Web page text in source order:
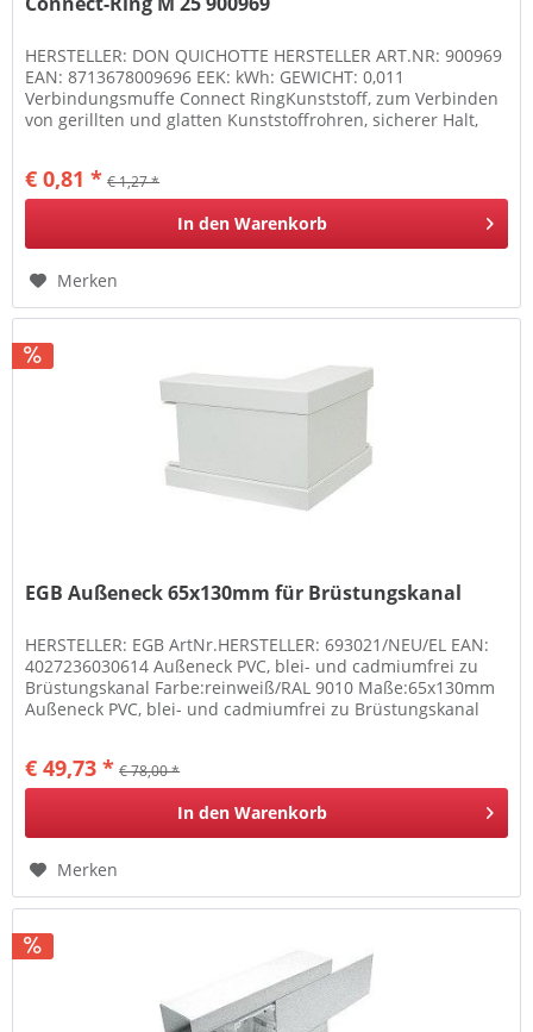
HERSTELLER: DON QUICHOTTE HERSTELLER ART.NR: 900969
EAN: 8713678009696 EEK: kWh: GEWICHT: 0,011
Verbindungsmuffe Connect RingKunststoff, zum Verbinden
von gerillten und glatten Kunststoffrohren, sicherer Halt,
€ 0,81 * € 1,27 *
In den Warenkorb
Merken
EGB Außeneck 65x130mm für Brüstungskanal
HERSTELLER: EGB ArtNr.HERSTELLER: 693021/NEU/EL EAN:
4027236030614 Außeneck PVC, blei- und cadmiumfrei zu
Brüstungskanal Farbe:reinweiß/RAL 9010 Maße:65x130mm
Außeneck PVC, blei- und cadmiumfrei zu Brüstungskanal
€ 49,73 * € 78,00 *
In den Warenkorb
Merken